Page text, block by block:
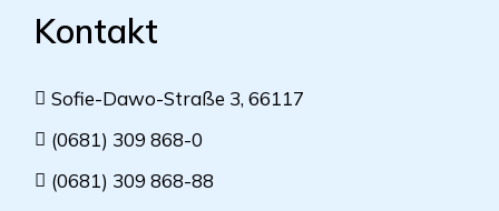
Kontakt
Sofie-Dawo-Straße 3, 66117
(0681) 309 868-0
(0681) 309 868-88